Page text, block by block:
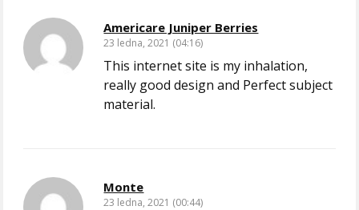
Americare Juniper Berries
23 ledna, 2021 (04:16)
This internet site is my inhalation,
really good design and Perfect subject
material.
Monte
23 ledna, 2021 (00:44)